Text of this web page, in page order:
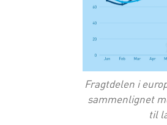
Fragtdelen i
sammenlignet
til